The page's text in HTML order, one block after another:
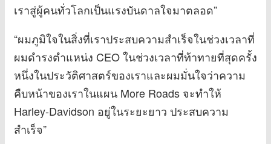
เราสู่ผู้คนทั่วโลกเป็นแรงบันดาลใจมาตลอด”
“ผมภูมิใจในสิ่งที่เราประสบความสำเร็จในช่วงเวลาที่
ผมดำรงตำแหน่ง CEO ในช่วงเวลาที่ท้าทายที่สุดครั้ง
หนึ่งในประวัติศาสตร์ของเราและผมมั่นใจว่าความ
คืบหน้าของเราในแผน More Roads จะทำให้
Harley-Davidson อยู่ในระยะยาว ประสบความ
สำเร็จ”